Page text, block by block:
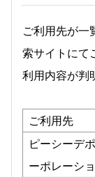
ご利用先が一
索サイトにて
利用内容が判
ご利用先
ピーシーデ
ーポレーシ